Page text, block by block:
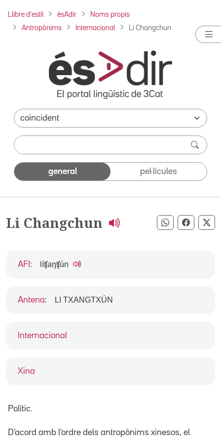
Llibre d'estil ésAdir Noms propis
Antropònims Internacional Li Changchun
general pel·lícules
Li Changchun Compartir
Internacional
Xina
AFI : líʧaŋʧún
Antena: LI TXANGTXÚN
Polític.
D'acord amb l'ordre dels antropònims xinesos, el